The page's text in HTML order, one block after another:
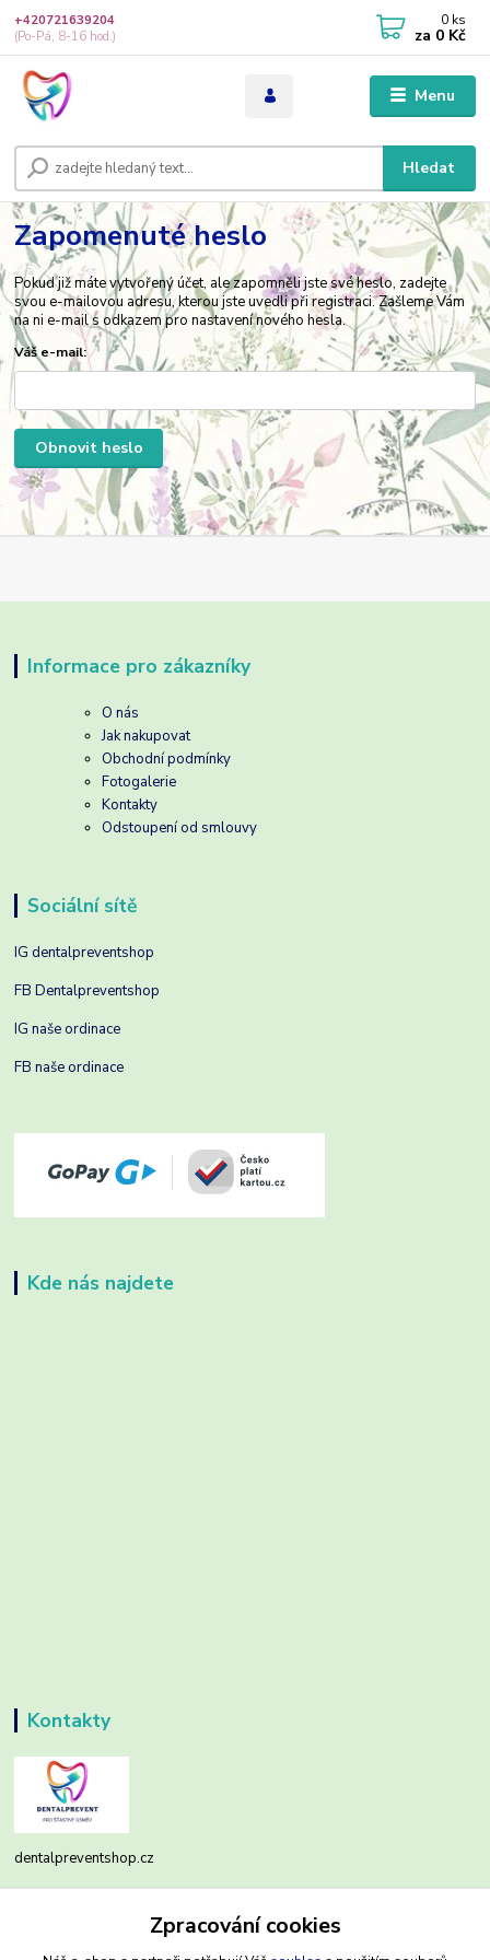
Menu
Hledat
+420721639204
(Po-Pá, 8-16 hod.)
0 ks
za 0 Kč
Zapomenuté heslo
Pokud již máte vytvořený účet, ale zapomněli jste své heslo, zadejte
svou e-mailovou adresu, kterou jste uvedli při registraci. Zašleme Vám
na ni e-mail s odkazem pro nastavení nového hesla.
Váš e-mail:
Obnovit heslo
Informace pro zákazníky
O nás
Jak nakupovat
Obchodní podmínky
Fotogalerie
Kontakty
Odstoupení od smlouvy
Sociální sítě
IG dentalpreventshop
FB Dentalpreventshop
IG naše ordinace
FB naše ordinace
Kde nás najdete
Kontakty
dentalpreventshop.cz
+420721639204
(Po-Pá, 8-16 hod.)
Zpracování cookies